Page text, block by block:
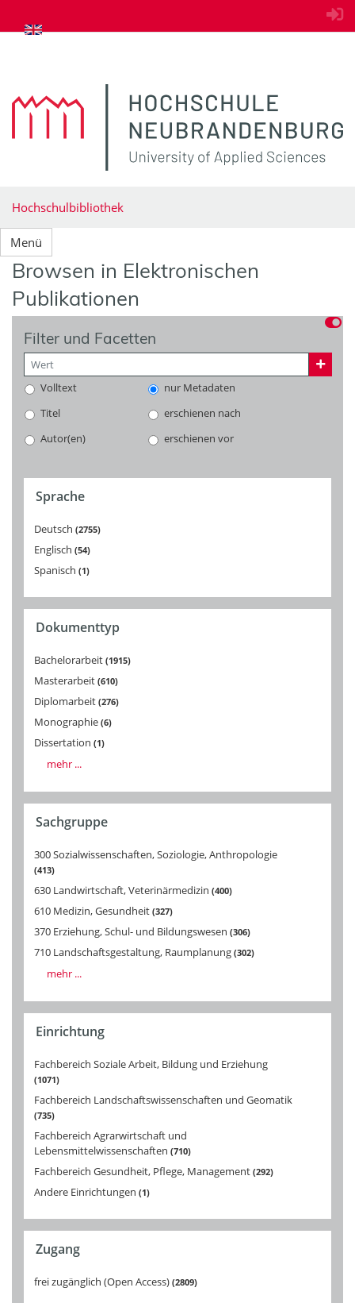
zum Inhalt springen
Hochschulbibliothek
Menü
Browsen in Elektronischen
Publikationen
Filter und Facetten
Volltext
nur Metadaten
Titel
erschienen nach
Autor(en)
erschienen vor
Sprache
Deutsch 2755
Englisch 54
Spanisch 1
Dokumenttyp
Bachelorarbeit 1915
Masterarbeit 610
Diplomarbeit 276
Monographie 6
Dissertation 1
mehr ...
Sachgruppe
300 Sozialwissenschaften, Soziologie, Anthropologie
413
630 Landwirtschaft, Veterinärmedizin 400
610 Medizin, Gesundheit 327
370 Erziehung, Schul- und Bildungswesen 306
710 Landschaftsgestaltung, Raumplanung 302
mehr ...
Einrichtung
Fachbereich Soziale Arbeit, Bildung und Erziehung
1071
Fachbereich Landschaftswissenschaften und Geomatik
735
Fachbereich Agrarwirtschaft und
Lebensmittelwissenschaften 710
Fachbereich Gesundheit, Pflege, Management 292
Andere Einrichtungen 1
Zugang
frei zugänglich (Open Access) 2809